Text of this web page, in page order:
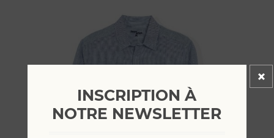
INSCRIPTION À
NOTRE NEWSLETTER